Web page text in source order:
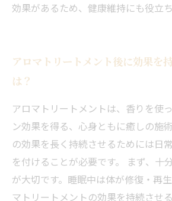
効果があるため、健康維持にも役立ち
アロマトリートメント後に効果を
は？
アロマトリートメントは、香りを使
ン効果を得る、心身ともに癒しの施
の効果を長く持続させるためには日
を付けることが必要です。 まず、十
が大切です。睡眠中は体が修復・再
マトリートメントの効果を持続させ